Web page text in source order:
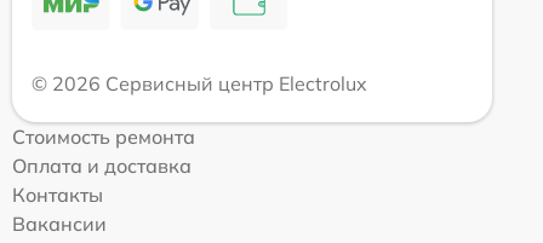
© 2026 Сервисный центр Electrolux
Стоимость ремонта
Оплата и доставка
Контакты
Вакансии